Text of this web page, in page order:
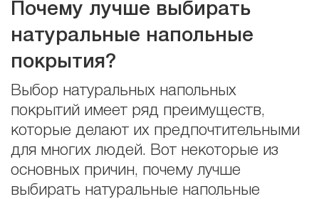
Почему лучше выбирать
натуральные напольные
покрытия?
Выбор натуральных напольных
покрытий имеет ряд преимуществ,
которые делают их предпочтительными
для многих людей. Вот некоторые из
основных причин, почему лучше
выбирать натуральные напольные